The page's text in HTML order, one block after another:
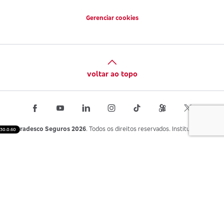
30.0.60
Gerenciar cookies
voltar ao topo
Bradesco Seguros 2026. Todos os direitos reservados. Institucional.